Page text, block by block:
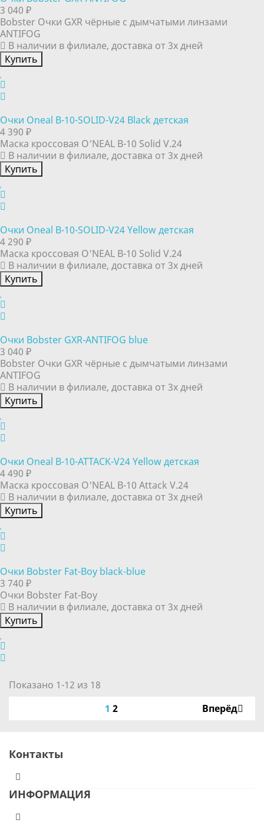
3 040 ₽
Bobster Очки GXR чёрные с дымчатыми линзами
ANTIFOG
В наличии в филиале, доставка от 3х дней
Купить
Очки Oneal B-10-SOLID-V24 Black детская
4 390 ₽
Маска кроссовая O'NEAL B-10 Solid V.24
В наличии в филиале, доставка от 3х дней
Купить
Очки Oneal B-10-SOLID-V24 Yellow детская
4 290 ₽
Маска кроссовая O'NEAL B-10 Solid V.24
В наличии в филиале, доставка от 3х дней
Купить
Очки Bobster GXR-ANTIFOG blue
3 040 ₽
Bobster Очки GXR чёрные с дымчатыми линзами
ANTIFOG
В наличии в филиале, доставка от 3х дней
Купить
Очки Oneal B-10-ATTACK-V24 Yellow детская
4 490 ₽
Маска кроссовая O'NEAL B-10 Attack V.24
В наличии в филиале, доставка от 3х дней
Купить
Очки Bobster Fat-Boy black-blue
3 740 ₽
Очки Bobster Fat-Boy
В наличии в филиале, доставка от 3х дней
Купить
Показано 1-12 из 18
1 2 Вперёд
Контакты
ИНФОРМАЦИЯ